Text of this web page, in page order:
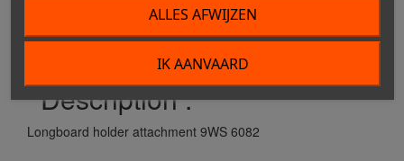
Description :
Longboard holder attachment 9WS 6082
ALLES AFWIJZEN
IK AANVAARD